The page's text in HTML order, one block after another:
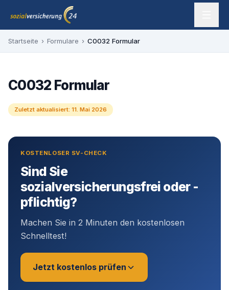
Zum Inhalt springen
sozialversicherung24 — Ihr Experte für SV-Befreiung
Startseite › Formulare › C0032 Formular
C0032 Formular
Zuletzt aktualisiert: 11. Mai 2026
KOSTENLOSER SV-CHECK
Sind Sie
sozialversicherungsfrei oder -
pflichtig?
Machen Sie in 2 Minuten den kostenlosen
Schnelltest!
Jetzt kostenlos prüfen